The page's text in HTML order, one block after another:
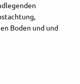
Boden und und